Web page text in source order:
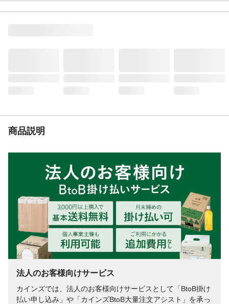
商品説明
法人のお客様向けサービス
カインズでは、法人のお客様向けサービスとして「BtoB掛け
払い申し込み」や「カインズBtoB大量注文アシスト」を承っ